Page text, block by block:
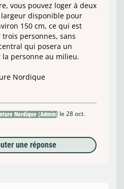
vous pouvez loger à deux
disponible pour
150 cm, ce qui est
personnes, sans
qui posera un
personne au milieu.
Nordique
Nordique (Admin) le 28 oct.
une réponse